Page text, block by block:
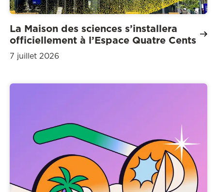
La Maison des sciences s’installera
officiellement à l’Espace Quatre Cents
7 juillet 2026